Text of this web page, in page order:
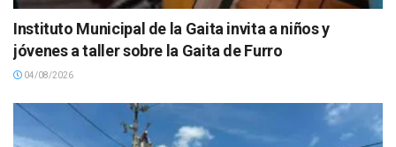
Instituto Municipal de la Gaita invita a niños y
jóvenes a taller sobre la Gaita de Furro
04/08/2026